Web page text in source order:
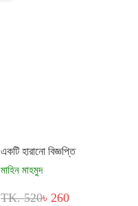
একটি হারানো বিজ্ঞপ্তি
মাহিন মাহমুদ
TK. 520৳ 260